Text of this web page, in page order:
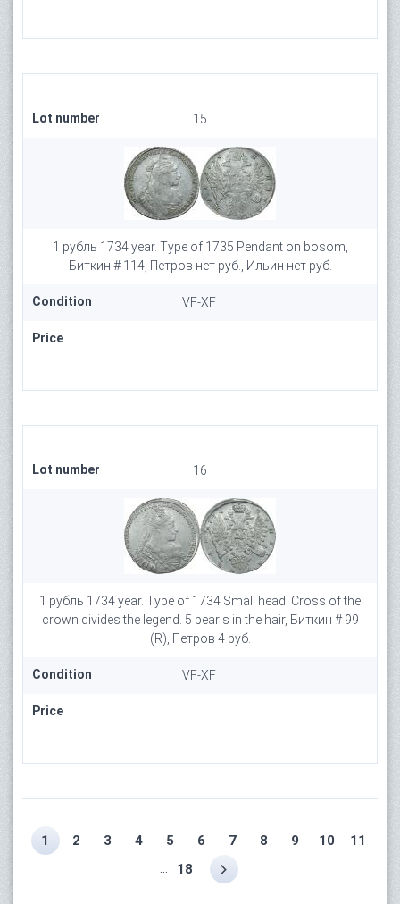
Lot number 15
1 рубль 1734 year. Type of 1735 Pendant on bosom,
Биткин # 114, Петров нет руб., Ильин нет руб.
Condition VF-XF
Price
Lot number 16
1 рубль 1734 year. Type of 1734 Small head. Cross of the
crown divides the legend. 5 pearls in the hair, Биткин # 99
(R), Петров 4 руб.
Condition VF-XF
Price
1 2 3 4 5 6 7 8 9 10 11
18